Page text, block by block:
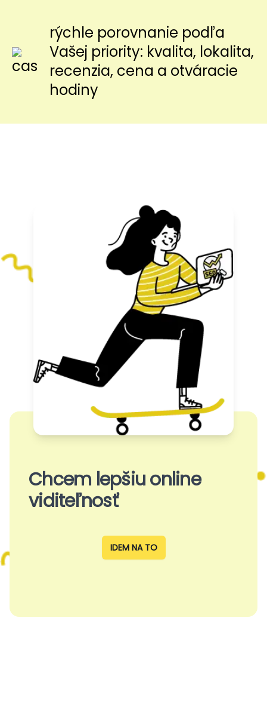
rýchle porovnanie podľa
Vašej priority: kvalita, lokalita,
recenzia, cena a otváracie
hodiny
Chcem lepšiu online
viditeľnosť
IDEM NA TO